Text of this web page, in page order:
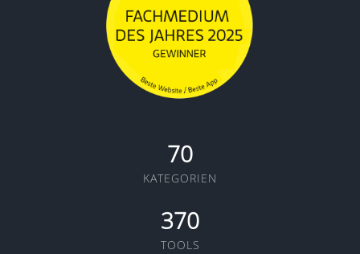
70
KATEGORIEN
370
TOOLS